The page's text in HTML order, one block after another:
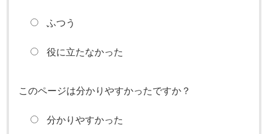
ふつう
役に立たなかった
このページは分かりやすかったですか？
分かりやすかった